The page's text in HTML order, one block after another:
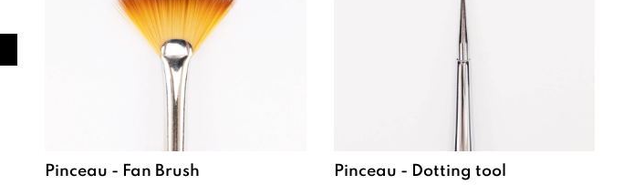
Pinceau - Fan Brush Pinceau - Dotting tool